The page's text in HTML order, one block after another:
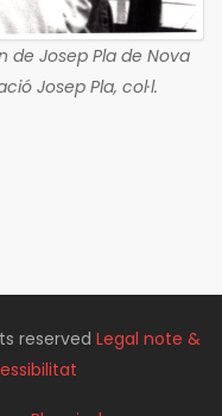
de Josep Pla de Nova
Josep Pla, col·l.
reserved Legal note &